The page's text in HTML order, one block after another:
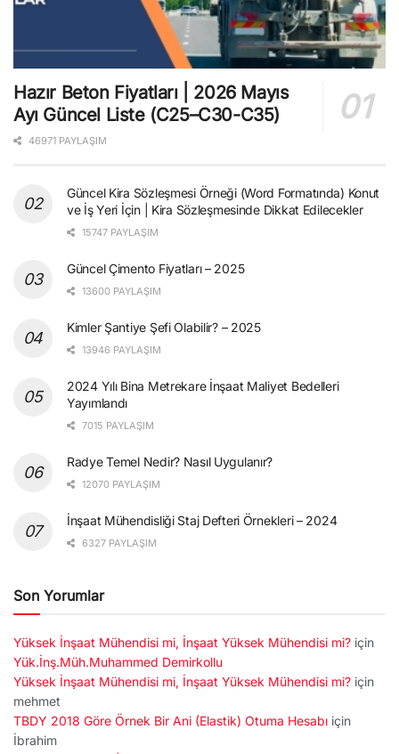
Hazır Beton Fiyatları | 2026 Mayıs
Ayı Güncel Liste (C25–C30-C35)
46971 PAYLAŞIM
Güncel Kira Sözleşmesi Örneği (Word Formatında) Konut
ve İş Yeri İçin | Kira Sözleşmesinde Dikkat Edilecekler
15747 PAYLAŞIM
Güncel Çimento Fiyatları – 2025
13600 PAYLAŞIM
Kimler Şantiye Şefi Olabilir? – 2025
13946 PAYLAŞIM
2024 Yılı Bina Metrekare İnşaat Maliyet Bedelleri
Yayımlandı
7015 PAYLAŞIM
Radye Temel Nedir? Nasıl Uygulanır?
12070 PAYLAŞIM
İnşaat Mühendisliği Staj Defteri Örnekleri – 2024
6327 PAYLAŞIM
Son Yorumlar
Yüksek İnşaat Mühendisi mi, İnşaat Yüksek Mühendisi mi? için
Yük.İnş.Müh.Muhammed Demirkollu
Yüksek İnşaat Mühendisi mi, İnşaat Yüksek Mühendisi mi? için
mehmet
TBDY 2018 Göre Örnek Bir Ani (Elastik) Otuma Hesabı için
İbrahim